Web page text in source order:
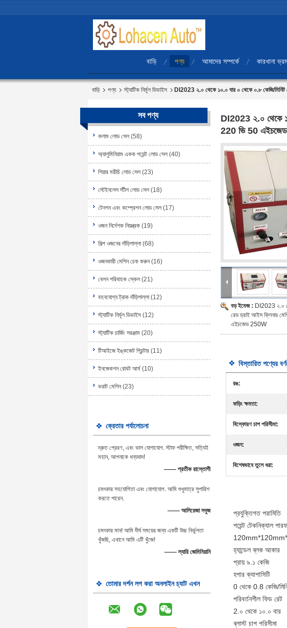
বাড়ি পণ্য আমাদের সম্পর্কে কারখানা
বাড়ি পণ্য স্ট্যাটিক নির্মূল ডিভাইস DI2023 ২.০ থেকে ১০.০ বার ০ থেকে ০.৮ কেজি/
সব পণ্য
কলাম লোড সেল (58)
অ্যালুমিনিয়াম একক পয়েন্ট লোড সেল (40)
শিয়ার মরীচি লোড সেল (23)
স্টেইনলেস স্টীল লোড সেল (18)
টেনশন এবং কম্প্রেশন লোড সেল (17)
ওজন নির্দেশক নিয়ন্ত্রক (19)
শিল্প ওজনের দাঁড়িপাল্লা (68)
ওজনকারী মেশিন চেক করুন (16)
বেলন পরিবাহক স্কেল (21)
বহনযোগ্য ট্রাক দাঁড়িপাল্লা (12)
স্ট্যাটিক নির্মূল ডিভাইস (12)
স্ট্যাটিক চার্জিং সরঞ্জাম (20)
টিআইজে ইঙ্কজেট প্রিন্টার (11)
ইনজেকশন রোবট আর্ম (10)
ভরাট মেশিন (23)
ক্রেতার পর্যালোচনা
দ্রুত প্রেরণ, এবং ভাল যোগাযোগ. স্টাফ পরীক্ষিত, সত্যিই
মহান, আপনাকে ধন্যবাদ!
—— প্রতীক রাস্তোগী
চমৎকার সহযোগিতা এবং যোগাযোগ. আমি শুধুমাত্র সুপারিশ
করতে পারেন.
—— আলিরেজা সবুজ
চমৎকার মান! আমি দীর্ঘ সময়ের জন্য একটি উচ্চ নির্ভুলতা
খুঁজছি, এখানে আমি এটি খুঁজে!
—— ল্যারি জেমিনিয়ানি
তোমার দর্শন লগ করা অনলাইন চ্যাট এখন
DI2023 ২.০ থেকে
220 ভি 50
বড় ইমেজ : DI2023 ২.০
রেড ড্রাই আইস ক্লিনার
এইচজেড 250W
বিস্তারিত পণ্যের
রঙ:
ফড়িং ক্ষমতা:
বিস্ফোরণ চাপ পরিসীমা:
ওজন:
বিশেষভাবে তুলে ধরা:
প্রযুক্তিগত পরামিতি
পয়েন্ট টেকনিক্যাল
হ্যান্ডেল ব্লক আকার
প্রায় ৯.১ কেজি
হপার ক্যাপাসিটি
0 থেকে 0.8 কেজি/
পরিবর্তনশীল ফিড রেট
2.০ থেকে ১০.০ বার
ব্লাস্ট চাপ পরিসীমা